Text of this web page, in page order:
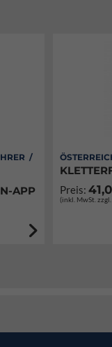
/
APP
Preis:
(inkl. MwSt.